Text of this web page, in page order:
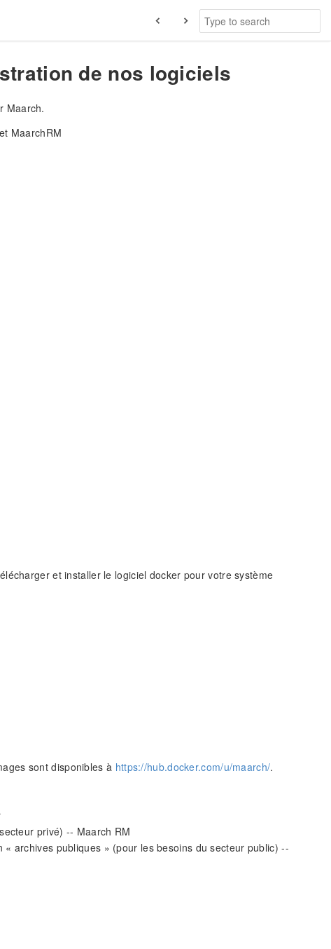
de nos logiciels
Maarch.
MaarchRM
et installer le logiciel docker pour votre système
sont disponibles à https://hub.docker.com/u/maarch/.
privé) -- Maarch RM
archives publiques » (pour les besoins du secteur public) --